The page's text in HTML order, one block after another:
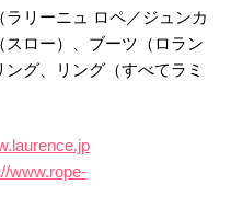
リーニュ ロペ／ジュンカ
ロー）、ブーツ（ロラン
グ、リング（すべてラミ
www.rope-